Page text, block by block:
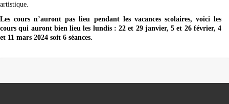
artistique.
Les cours n’auront pas lieu pendant les vacances scolaires, voici les
cours qui auront bien lieu les lundis : 22 et 29 janvier, 5 et 26 février, 4
et 11 mars 2024 soit 6 séances.